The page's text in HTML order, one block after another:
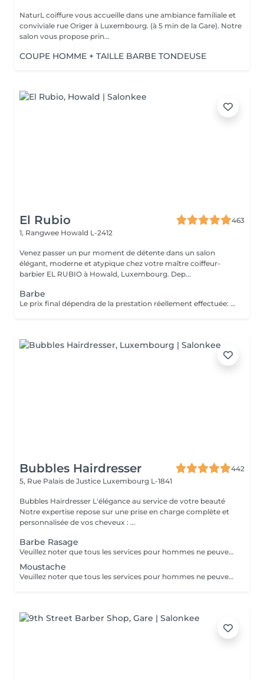
NaturL coiffure vous accueille dans une ambiance familiale et
conviviale rue Origer à Luxembourg. (à 5 min de la Gare). Notre
salon vous propose prin...
COUPE HOMME + TAILLE BARBE TONDEUSE
El Rubio
463
1, Rangwee Howald L-2412
Venez passer un pur moment de détente dans un salon
élégant, moderne et atypique chez votre maître coiffeur-
barbier EL RUBIO à Howald, Luxembourg. Dep...
Barbe
Le prix final dépendra de la prestation réellement effectuée: Taille barbe : 26 EUR Taille barbe avec rasage contours : 32.5 EUR Rasage complet avec soins : 32.5 EUR
Bubbles Hairdresser
442
5, Rue Palais de Justice Luxembourg L-1841
Bubbles Hairdresser L'élégance au service de votre beauté
Notre expertise repose sur une prise en charge complète et
personnalisée de vos cheveux : ...
Barbe Rasage
Veuillez noter que tous les services pour hommes ne peuvent PAS être réservés en ligne. Merci d'appeler ou de passer pour réserver ces derniers. Quiconque ne respecte pas cela et réserve un service pour femme à la place ou utilise le compte d'une femme pour bloquer du temps pour le service d'un homme sera bloqué de toutes les réservations futures.
Moustache
Veuillez noter que tous les services pour hommes ne peuvent PAS être réservés en ligne. Merci d'appeler ou de passer pour réserver ces derniers. Quiconque ne respecte pas cela et réserve un service pour femme à la place ou utilise le compte d'une femme pour bloquer du temps pour le service d'un homme sera bloqué de toutes les réservations futures.